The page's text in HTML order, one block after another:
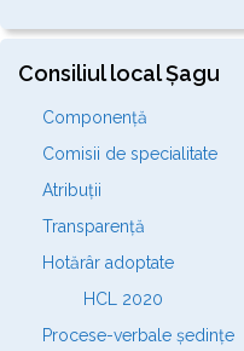
Consiliul local Șagu
Componență
Comisii de specialitate
Atribuții
Transparență
Hotărâr adoptate
HCL 2020
Procese-verbale ședințe